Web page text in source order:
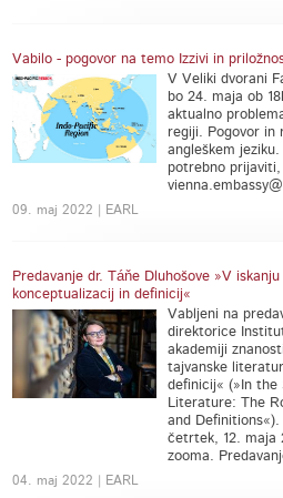
Vabilo - pogovor na temo Izzivi in
V Veliki dvorani
bo 24. maja ob
aktualno
regiji. Pogovor in
angleškem
potrebno
09. maj 2022 | EARL
Predavanje dr. Táňe Dluhošove »V
konceptualizacij in definicij«
Vabljeni na
direktorice
akademiji
tajvanske
definicij« (»In the
Literature: The
and
četrtek, 12. maja
zooma.
04. maj 2022 | EARL